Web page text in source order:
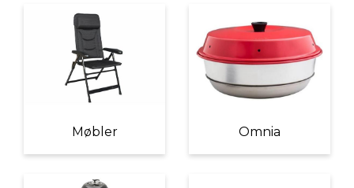
Møbler Omnia